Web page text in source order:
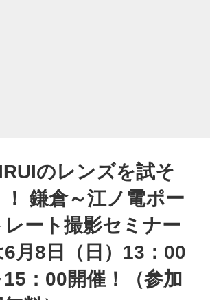
のレンズを試そ
！ 鎌倉～江ノ電ポー
レート撮影セミナー
6月8日（日）13：00
15：00開催！（参加